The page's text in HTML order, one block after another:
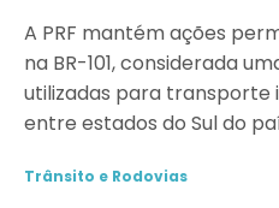
A PRF mantém ações
na BR-101, considerada
utilizadas para transporte
entre estados do Sul do
Trânsito e Rodovias